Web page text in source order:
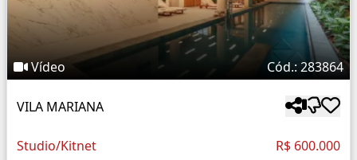
Vídeo Cód.: 283864
VILA MARIANA
Studio/Kitnet R$ 600.000